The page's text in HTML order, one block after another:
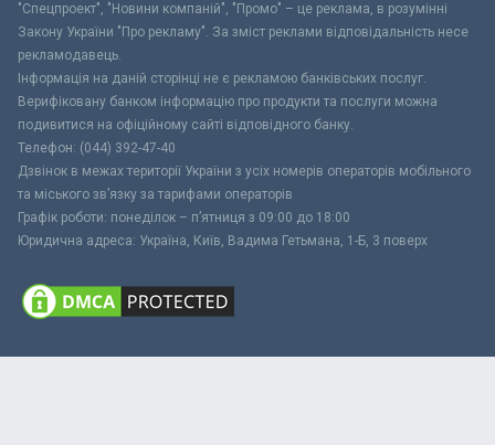
"Спецпроект", "Новини компаній", "Промо" – це реклама, в розумінні
Закону України "Про рекламу". За зміст реклами відповідальність несе
рекламодавець.
Інформація на даній сторінці не є рекламою банківських послуг.
Верифіковану банком інформацію про продукти та послуги можна
подивитися на офіційному сайті відповідного банку.
Телефон: (044) 392-47-40
Дзвінок в межах території України з усіх номерів операторів мобільного
та міського зв’язку за тарифами операторів
Графік роботи: понеділок – п’ятниця з 09:00 до 18:00
Юридична адреса: Україна, Київ, Вадима Гетьмана, 1-Б, 3 поверх